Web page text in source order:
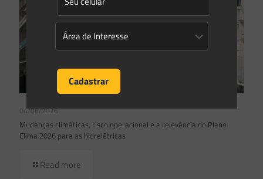
04/08/2026
Mudanças climáticas, risco operacional e a relevância do Plano
Clima 2026 para as hidrelétricas
Read more